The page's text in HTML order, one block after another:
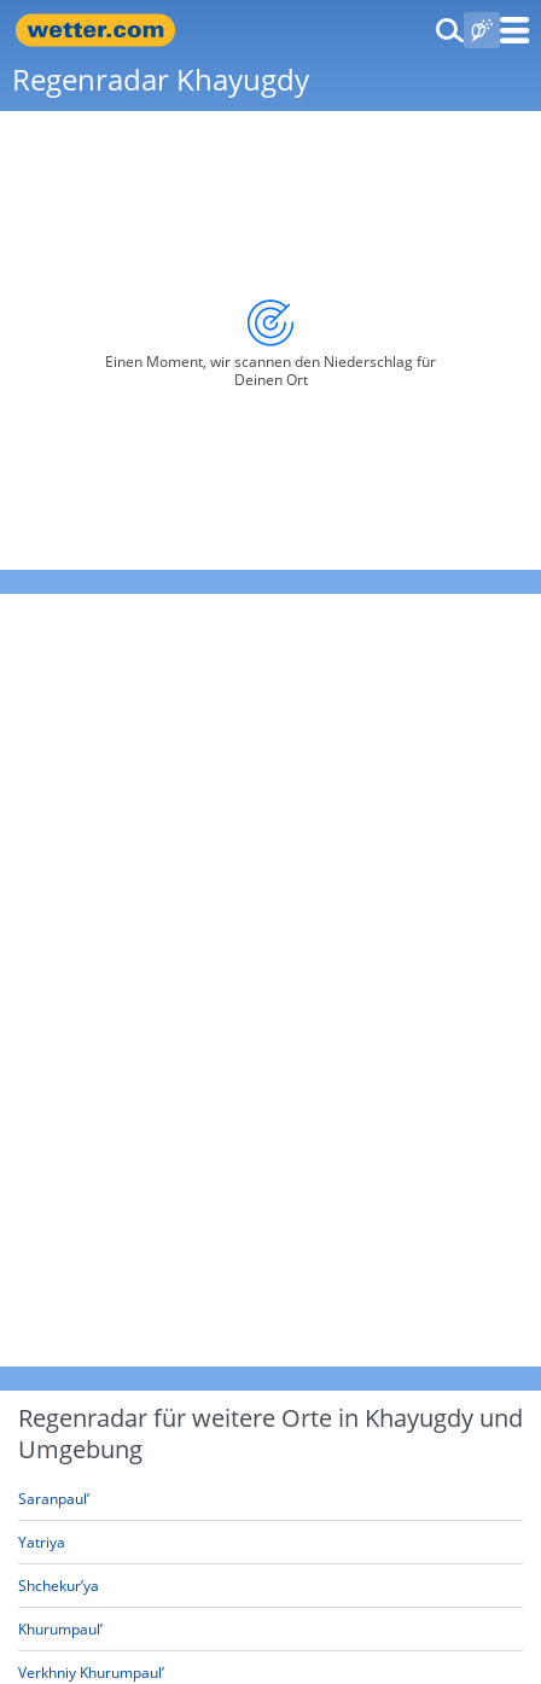
Regenradar Khayugdy
Einen Moment, wir scannen den Niederschlag für
Deinen Ort
Regenradar für weitere Orte in Khayugdy und
Umgebung
Saranpaul’
Yatriya
Shchekur’ya
Khurumpaul’
Verkhniy Khurumpaul’